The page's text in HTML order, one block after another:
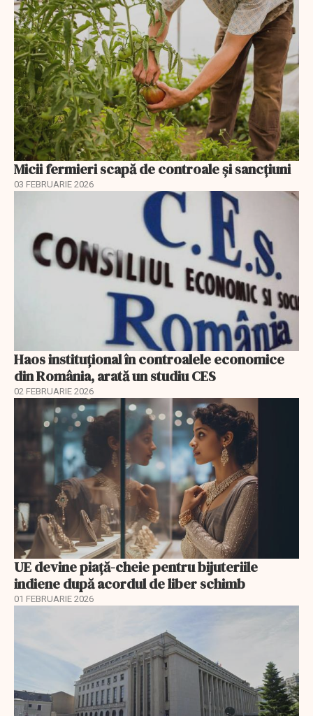
Micii fermieri scapă de controale și sancțiuni
03 FEBRUARIE 2026
Haos instituțional în controalele economice
din România, arată un studiu CES
02 FEBRUARIE 2026
UE devine piață-cheie pentru bijuteriile
indiene după acordul de liber schimb
01 FEBRUARIE 2026